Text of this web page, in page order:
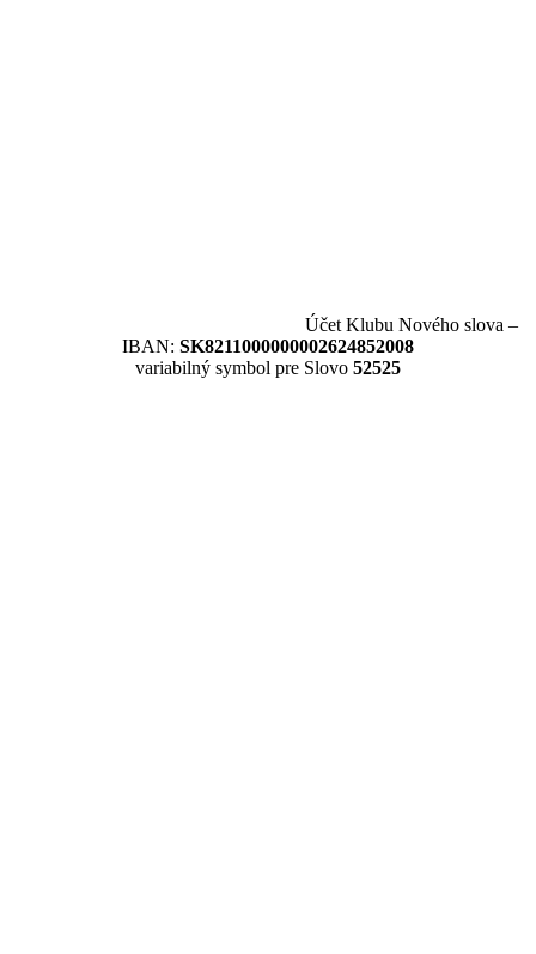
Účet Klubu Nového slova –
IBAN: SK8211000000002624852008
variabilný symbol pre Slovo 52525